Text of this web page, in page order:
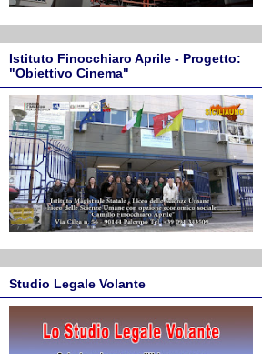
Istituto Finocchiaro Aprile - Progetto:
"Obiettivo Cinema"
Studio Legale Volante